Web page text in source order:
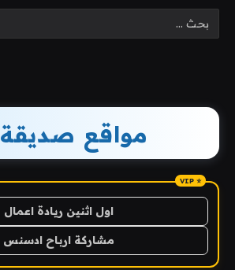
مواقع صديقة
اول اثنين ريادة اعمال
مشاركة ارباح ادسنس